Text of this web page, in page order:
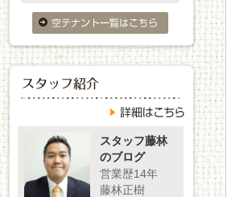
スタッフ藤林
のブログ
営業歴14年
藤林正樹